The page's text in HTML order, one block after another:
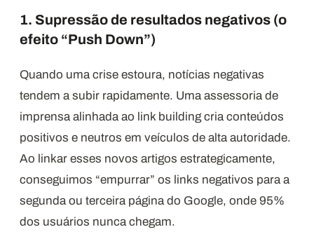
1. Supressão de resultados negativos (o
efeito “Push Down”)
Quando uma crise estoura, notícias negativas
tendem a subir rapidamente. Uma assessoria de
imprensa alinhada ao link building cria conteúdos
positivos e neutros em veículos de alta autoridade.
Ao linkar esses novos artigos estrategicamente,
conseguimos “empurrar” os links negativos para a
segunda ou terceira página do Google, onde 95%
dos usuários nunca chegam.